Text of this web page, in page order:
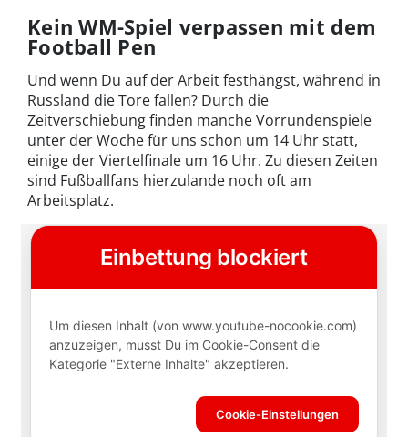
Kein WM-Spiel verpassen mit dem
Football Pen
Und wenn Du auf der Arbeit festhängst, während in
Russland die Tore fallen? Durch die
Zeitverschiebung finden manche Vorrundenspiele
unter der Woche für uns schon um 14 Uhr statt,
einige der Viertelfinale um 16 Uhr. Zu diesen Zeiten
sind Fußballfans hierzulande noch oft am
Arbeitsplatz.